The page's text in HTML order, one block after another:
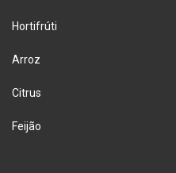
Hortifrúti
Arroz
Citrus
Feijão